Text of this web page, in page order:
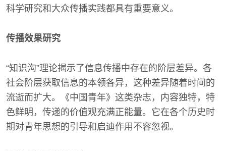
科学研究和大众传播实践都具有重要意义。
传播效果研究
“知识沟”理论揭示了信息传播中存在的阶层差异。各
社会阶层获取信息的本领各异，这种差异随着时间的
流逝而扩大。《中国青年》这类杂志，内容独特，特
色鲜明，传递的价值观充满正能量。它在各个历史时
期对青年思想的引导和启迪作用不容忽视。